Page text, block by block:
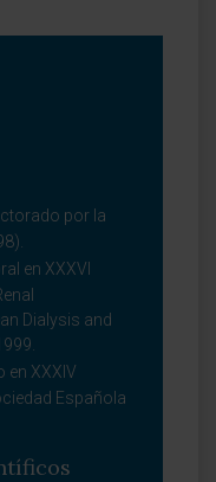
por la
en XXXVI
Dialysis and
en XXXIV
Española